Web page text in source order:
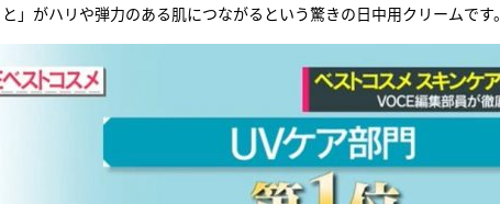
」がハリや弾力のある肌につながるという驚きの日中用クリームです。